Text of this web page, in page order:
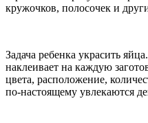
кружочков, полосочек и
Задача ребенка украсить
наклеивает на каждую
цвета, расположение,
по-настоящему увлекаются